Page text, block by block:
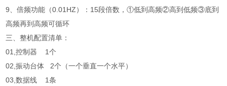
9、倍频功能（0.01HZ）：15段倍数，①低到高频②高到低频③底到
高频再到高频可循环
三、整机配置清单：
01,控制器 1个
02,振动台体 2个（一个垂直一个水平）
03,数据线 1条